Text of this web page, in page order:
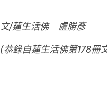
文/蓮生活佛　盧勝彥
(恭錄自蓮生活佛第178冊